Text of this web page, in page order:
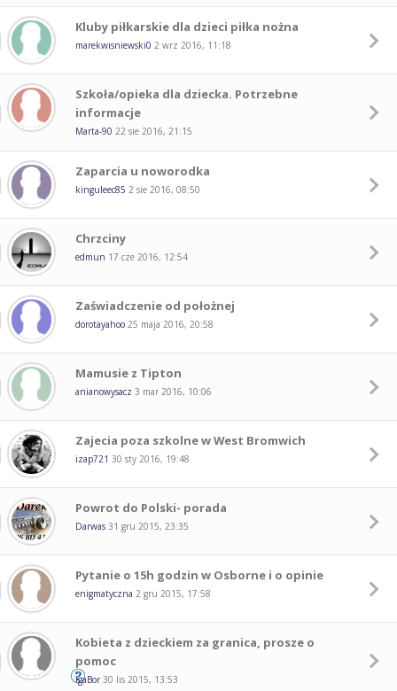
Kluby piłkarskie dla dzieci piłka nożna
marekwisniewski0 2 wrz 2016, 11:18
Szkoła/opieka dla dziecka. Potrzebne
informacje
Marta-90 22 sie 2016, 21:15
Zaparcia u noworodka
kinguleec85 2 sie 2016, 08:50
Chrzciny
edmun 17 cze 2016, 12:54
Zaświadczenie od położnej
dorotayahoo 25 maja 2016, 20:58
Mamusie z Tipton
anianowysacz 3 mar 2016, 10:06
Zajecia poza szkolne w West Bromwich
izap721 30 sty 2016, 19:48
Powrot do Polski- porada
Darwas 31 gru 2015, 23:35
Pytanie o 15h godzin w Osborne i o opinie
enigmatyczna 2 gru 2015, 17:58
Kobieta z dzieckiem za granica, prosze o
pomoc
IgaBor 30 lis 2015, 13:53